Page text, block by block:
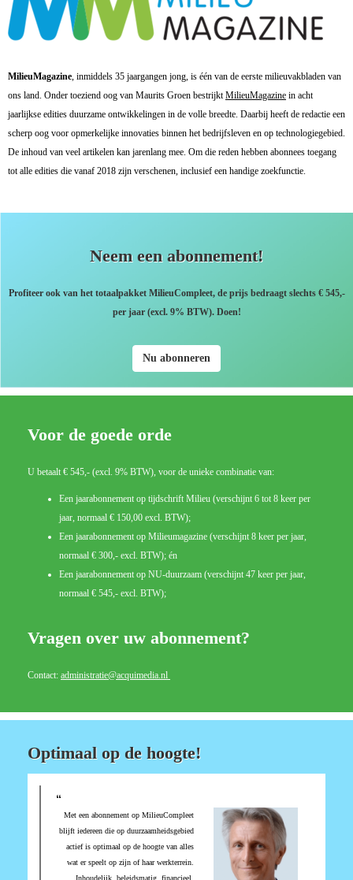
MilieuMagazine, inmiddels 35 jaargangen jong, is één van de eerste milieuvakbladen van
ons land. Onder toeziend oog van Maurits Groen bestrijktMilieuMagazine in acht
jaarlijkse edities duurzame ontwikkelingen in de volle breedte. Daarbij heeft de redactie een
scherp oog voor opmerkelijke innovaties binnen het bedrijfsleven en op technologiegebied.
De inhoud van veel artikelen kan jarenlang mee. Om die reden hebben abonnees toegang
tot alle edities die vanaf 2018 zijn verschenen, inclusief een handige zoekfunctie.
Neem een abonnement!
Profiteer ook van het totaalpakket MilieuCompleet, de prijs bedraagt slechts € 545,-
per jaar (excl. 9% BTW). Doen!
Nu abonneren
Voor de goede orde
U betaalt € 545,- (excl. 9% BTW), voor de unieke combinatie van:
Een jaarabonnement op tijdschrift Milieu (verschijnt 6 tot 8 keer per
jaar, normaal € 150,00 excl. BTW);
Een jaarabonnement op Milieumagazine (verschijnt 8 keer per jaar,
normaal € 300,- excl. BTW); én
Een jaarabonnement op NU-duurzaam (verschijnt 47 keer per jaar,
normaal € 545,- excl. BTW);
Vragen over uw abonnement?
Contact: eitartsinimda@acquimedia.nl
Optimaal op de hoogte!
Met een abonnement op MilieuCompleet
blijft iedereen die op duurzaamheidsgebied
actief is optimaal op de hoogte van alles
wat er speelt op zijn of haar werkterrein.
Inhoudelijk, beleidsmatig, financieel,